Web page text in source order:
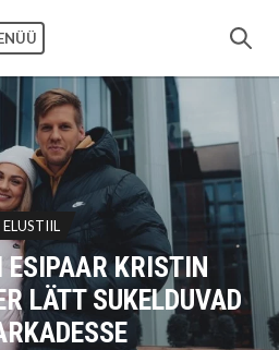
ELUSTIIL
ESIPAAR KRISTIN
LÄTT SUKELDUVAD